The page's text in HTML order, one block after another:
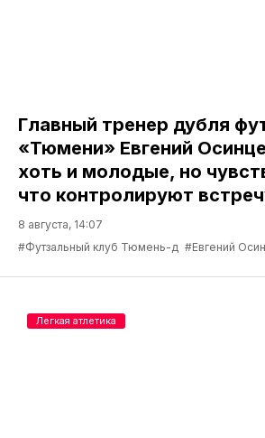
Главный тренер дубля
«Тюмени» Евгений
хоть и молодые, но
что контролируют
8 августа, 14:07
#Футзальный клуб Тюмень-д #Евгений
Легкая атлетика